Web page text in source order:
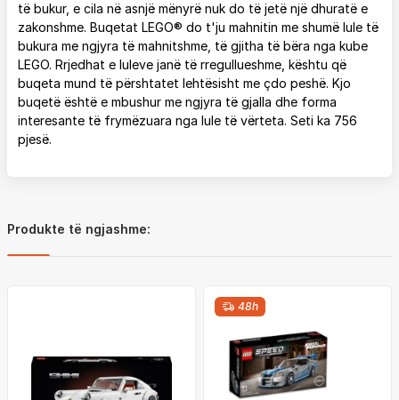
të bukur, e cila në asnjë mënyrë nuk do të jetë një dhuratë e
zakonshme. Buqetat LEGO® do t'ju mahnitin me shumë lule të
bukura me ngjyra të mahnitshme, të gjitha të bëra nga kube
LEGO. Rrjedhat e luleve janë të rregullueshme, kështu që
buqeta mund të përshtatet lehtësisht me çdo peshë. Kjo
buqetë është e mbushur me ngjyra të gjalla dhe forma
interesante të frymëzuara nga lule të vërteta. Seti ka 756
pjesë.
Produkte të ngjashme:
48h